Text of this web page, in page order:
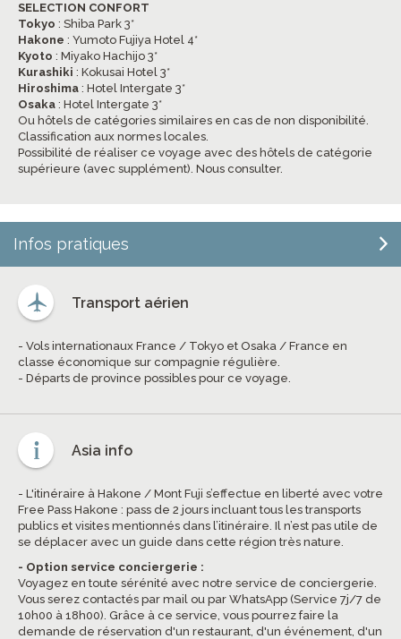
SELECTION CONFORT
Tokyo : Shiba Park 3*
Hakone : Yumoto Fujiya Hotel 4*
Kyoto : Miyako Hachijo 3*
Kurashiki : Kokusai Hotel 3*
Hiroshima : Hotel Intergate 3*
Osaka : Hotel Intergate 3*
Ou hôtels de catégories similaires en cas de non disponibilité.
Classification aux normes locales.
Possibilité de réaliser ce voyage avec des hôtels de catégorie
supérieure (avec supplément). Nous consulter.
Infos pratiques
Transport aérien
- Vols internationaux France / Tokyo et Osaka / France en
classe économique sur compagnie régulière.
- Départs de province possibles pour ce voyage.
Asia info
- L'itinéraire à Hakone / Mont Fuji s’effectue en liberté avec votre
Free Pass Hakone : pass de 2 jours incluant tous les transports
publics et visites mentionnés dans l’itinéraire. Il n’est pas utile de
se déplacer avec un guide dans cette région très nature.
- Option service conciergerie :
Voyagez en toute sérénité avec notre service de conciergerie.
Vous serez contactés par mail ou par WhatsApp (Service 7j/7 de
10h00 à 18h00). Grâce à ce service, vous pourrez faire la
demande de réservation d'un restaurant, d'un événement, d'un